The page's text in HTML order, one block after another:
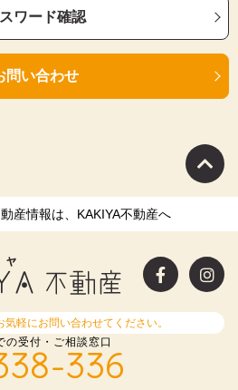
ワード確認
問い合わせ
産情報は、KAKIYA不動産へ
軽にお問い合わせてください。
の受付・ご相談窓口
336